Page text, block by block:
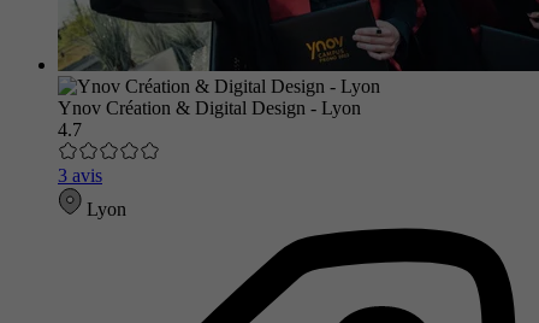
Ynov Création & Digital Design - Lyon
4.7
3 avis
Lyon